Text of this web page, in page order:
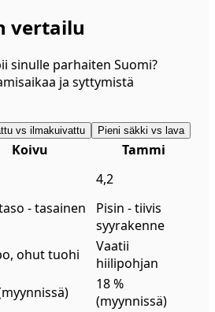
vertailu
sinulle parhaiten Suomi?
ja syttymistä
vs ilmakuivattu Pieni säkki vs lava
Koivu
Tammi
4,2
- tasainen
Pisin - tiivis
syyrakenne
ohut tuohi
Vaatii
hiilipohjan
18 %
(myynnissä)